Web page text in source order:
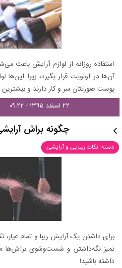
استفاده روزانه از لوازم آرایش باعث
آن‌ها در اولویت قرار بگیرد، زیرا
پوست صورتتان سر و کار دارند و بیشترین
۲۲ اسفند ۱۳۹۵ - ۰۹:۲۲
چگونه براش
دسته: نکات زیبایی و آرایشی
برای داشتن یک آرایش زیبا و تمام عیار،
تمیز نگه‌داشتن و شست‌وشوی براش‌ها
داشته باشید!